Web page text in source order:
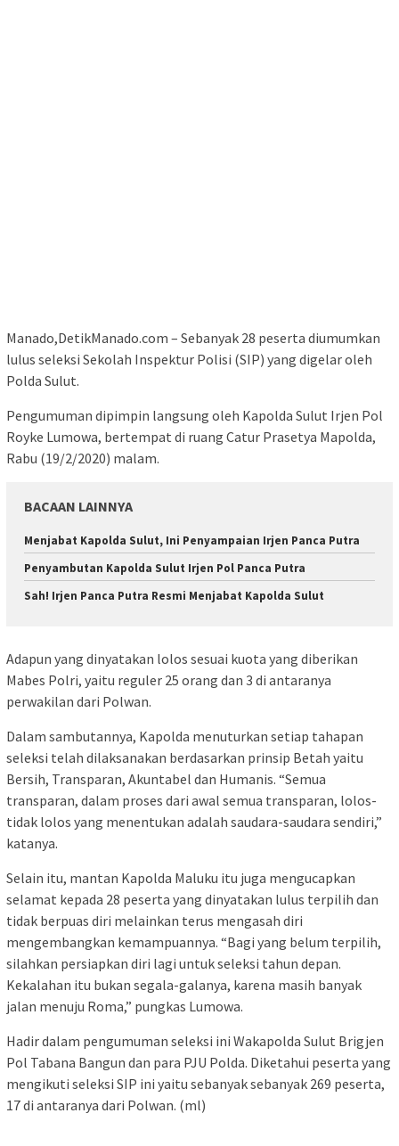
Manado,DetikManado.com – Sebanyak 28 peserta diumumkan
lulus seleksi Sekolah Inspektur Polisi (SIP) yang digelar oleh
Polda Sulut.
Pengumuman dipimpin langsung oleh Kapolda Sulut Irjen Pol
Royke Lumowa, bertempat di ruang Catur Prasetya Mapolda,
Rabu (19/2/2020) malam.
BACAAN LAINNYA
Menjabat Kapolda Sulut, Ini Penyampaian Irjen Panca Putra
Penyambutan Kapolda Sulut Irjen Pol Panca Putra
Sah! Irjen Panca Putra Resmi Menjabat Kapolda Sulut
Adapun yang dinyatakan lolos sesuai kuota yang diberikan
Mabes Polri, yaitu reguler 25 orang dan 3 di antaranya
perwakilan dari Polwan.
Dalam sambutannya, Kapolda menuturkan setiap tahapan
seleksi telah dilaksanakan berdasarkan prinsip Betah yaitu
Bersih, Transparan, Akuntabel dan Humanis. “Semua
transparan, dalam proses dari awal semua transparan, lolos-
tidak lolos yang menentukan adalah saudara-saudara sendiri,”
katanya.
Selain itu, mantan Kapolda Maluku itu juga mengucapkan
selamat kepada 28 peserta yang dinyatakan lulus terpilih dan
tidak berpuas diri melainkan terus mengasah diri
mengembangkan kemampuannya. “Bagi yang belum terpilih,
silahkan persiapkan diri lagi untuk seleksi tahun depan.
Kekalahan itu bukan segala-galanya, karena masih banyak
jalan menuju Roma,” pungkas Lumowa.
Hadir dalam pengumuman seleksi ini Wakapolda Sulut Brigjen
Pol Tabana Bangun dan para PJU Polda. Diketahui peserta yang
mengikuti seleksi SIP ini yaitu sebanyak sebanyak 269 peserta,
17 di antaranya dari Polwan. (ml)